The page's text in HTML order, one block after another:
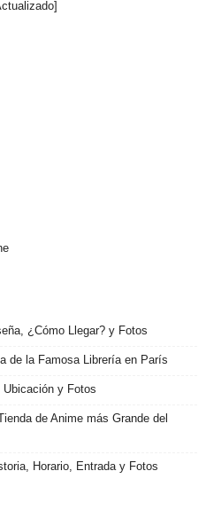
¿Cómo Llegar? y Fotos
de la Famosa Librería en París
Ubicación y Fotos
de Anime más Grande del
Horario, Entrada y Fotos